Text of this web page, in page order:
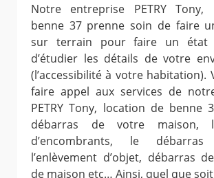
Notre entreprise PETRY
benne 37 prenne soin de faire
sur terrain pour faire un état
d’étudier les détails de votre
(l’accessibilité à votre habitation).
faire appel aux services de
PETRY Tony, location de benne
débarras de votre maison,
d’encombrants, le
l’enlèvement d’objet, débarras
de maison etc… Ainsi, quel que